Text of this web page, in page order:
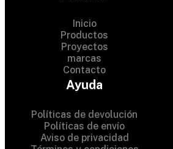
Inicio
Productos
Proyectos
marcas
Contacto
Ayuda
Políticas de devolución
Políticas de envío
Aviso de privacidad